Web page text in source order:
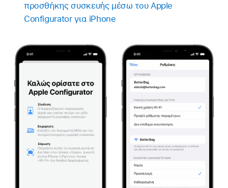
προσθήκης συσκευής μέσω του Apple
Configurator για iPhone